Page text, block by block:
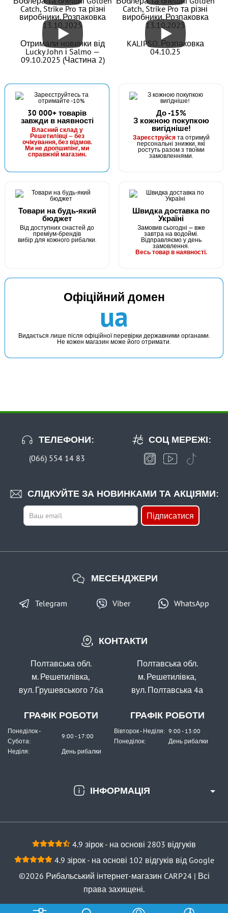
Грузило Оливка З Кембриком Fishing ROI Фарбована MB
#50-02-08
В наявності
19 грн 1 шт.
КУПИТИ
Грузило Оливка З Кембриком Fishing ROI Фарбована MB
8г. (5 штук)
КУПИТИ
18 грн
19 грн 1 шт.
КУПИТИ
В наявності
22 грн 1 шт.
КУПИТИ
Грузило Оливка З Кембриком Fishing ROI Фарбована MB
16г. (3 шт)
Catch, Strike Pro та різні
виробники. Розпаковка
13.10.2025
Catch, Strike Pro та різні
виробники. Розпаковка
13.10.2025
Отримали новинки від
Lucky John і Salmo —
09.10.2025 (Частина 2)
KALIPSO. Розпаковка
04.10.25
30 000+ товарів
завжди в наявності
Власний склад у
Решетилівці — без
очікування, без відмов.
Ми не дропшипінг, ми
справжній магазин.
До -15%
З кожною покупкою
вигідніше!
Зареєструйсята отримуй
персональні знижки, які
ростуть разом з твоїми
замовленнями.
Товари на будь-який
бюджет
Від доступних снастей до
преміум-брендів
вибір для кожного рибалки.
Швидка доставка по
Україні
Замовив сьогодні — вже
завтра на водоймі.
Відправляємо у день
замовлення.
Весь товар в наявності.
Офіційний домен
ua
Видається лише після офіційної перевірки державними органами.
Не кожен магазин може його отримати.
ТЕЛЕФОНИ:
(066) 554 14 83
СЛІДКУЙТЕ ЗА НОВИНКАМИ ТА АКЦІЯМИ:
Підписатися
СОЦ МЕРЕЖІ:
ІНФОРМАЦІЯ
КОНТАКТИ
Полтавська обл.
м. Решетилівка,
вул. Грушевського 76а
ГРАФІК РОБОТИ
Понеділок -
Субота:
9:00 - 17:00
Неділя:
День рибалки
Полтавська обл.
м. Решетилівка,
вул. Полтавська 4а
ГРАФІК РОБОТИ
Вівторок - Неділя: 9:00 - 13:00
Понеділок:
День рибалки
МЕСЕНДЖЕРИ
Telegram Viber WhatsApp
4.9 зірок - на основі 2803 відгуків
4.9 зірок - на основі 102 відгуків від Google
©2026 Рибальський інтернет-магазин CARP24 | Всі
права захищені.